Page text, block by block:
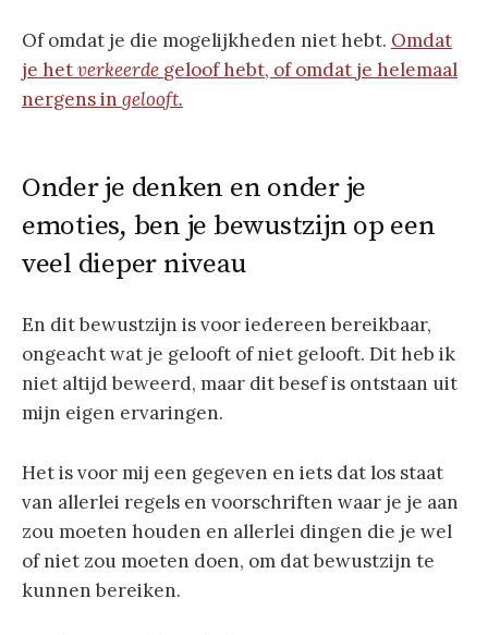
Of omdat je die mogelijkheden niet hebt. Omdat
je hetverkeerde geloof hebt, of omdat je helemaal
nergens in gelooft.
Onder je denken en onder je
emoties, ben je bewustzijn op een
veel dieper niveau
En dit bewustzijn is voor iedereen bereikbaar,
ongeacht wat je gelooft of niet gelooft. Dit heb ik
niet altijd beweerd, maar dit besef is ontstaan uit
mijn eigen ervaringen.
Het is voor mij een gegeven en iets dat los staat
van allerlei regels en voorschriften waar je je aan
zou moeten houden en allerlei dingen die je wel
of niet zou moeten doen, om dat bewustzijn te
kunnen bereiken.